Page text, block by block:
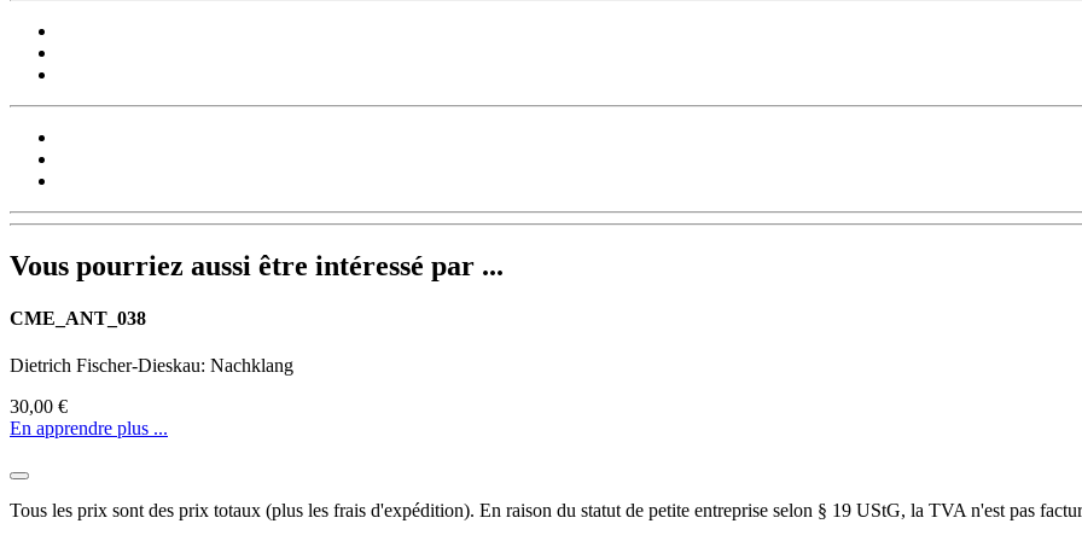
Vous pourriez aussi être intéressé par ...
CME_ANT_038
Dietrich Fischer-Dieskau: Nachklang
30,00 €
En apprendre plus ...
Tous les prix sont des prix totaux (plus les frais d'expédition). En raison du statut de petite entreprise selon § 19 UStG, la TVA n'est pas